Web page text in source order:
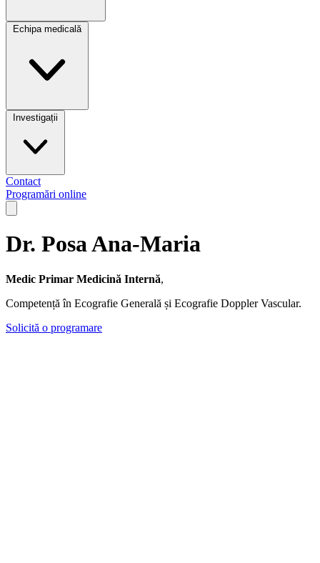
Echipa medicală
Investigații
Contact
Programări online
Dr. Posa Ana-Maria
Medic Primar Medicină Internă,
Competență în Ecografie Generală și Ecografie Doppler Vascular.
Solicită o programare